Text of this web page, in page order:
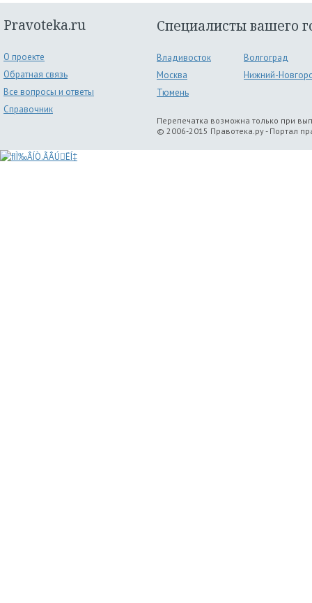
Pravoteka.ru
О проекте
Обратная связь
Все вопросы и ответы
Справочник
Специалисты вашего
Владивосток
Волгоград
Москва
Нижний-
Тюмень
Перепечатка возможна только при
© 2006-2015 Правотека.ру - Портал